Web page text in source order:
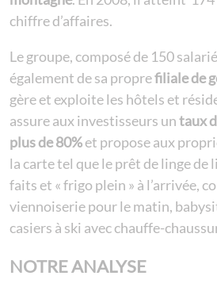
chiffre d’affaires.
Le groupe, composé de 150
également de sa proprefiliale de
gère et exploite les hôtels et
assure aux investisseurs untaux
plus de 80%et propose aux
la carte tel que le prêt de linge
faits et « frigo plein » à l’arrivée,
viennoiserie pour le matin,
casiers à ski avec chauffe-
NOTRE ANALYSE